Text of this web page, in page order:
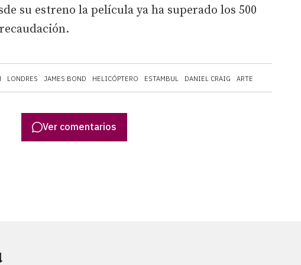
LONDRES JAMES BOND HELICÓPTERO ESTAMBUL DANIEL CRAIG ARTE
su estreno la película ya ha superado los 500
Ver comentarios